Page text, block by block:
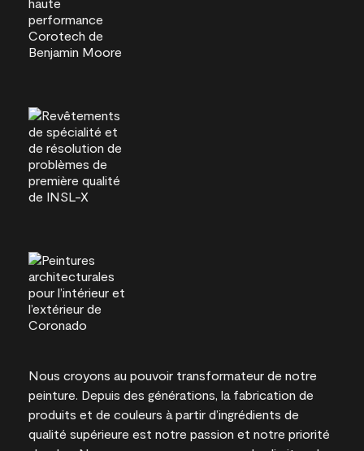
Nous croyons au pouvoir transformateur de notre
peinture. Depuis des générations, la fabrication de
produits et de couleurs à partir d’ingrédients de
qualité supérieure est notre passion et notre priorité